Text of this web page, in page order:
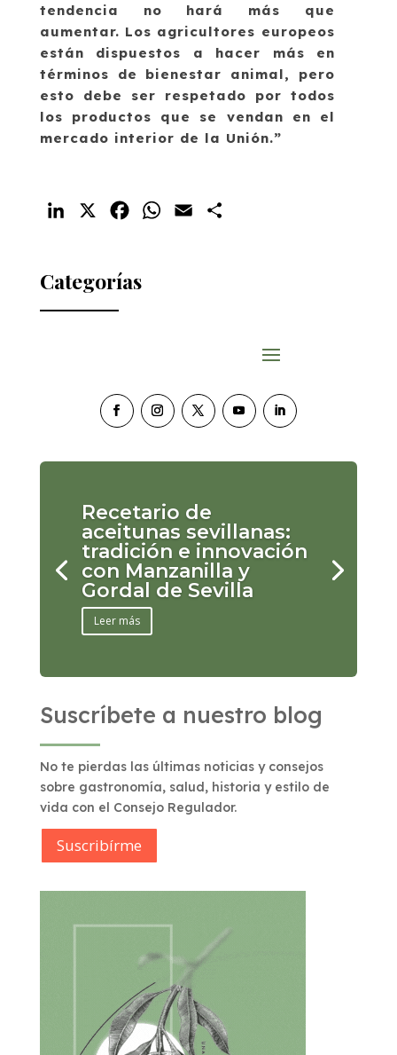
tendencia no hará más que
aumentar. Los agricultores europeos
están dispuestos a hacer más en
términos de bienestar animal, pero
esto debe ser respetado por todos
los productos que se vendan en el
mercado interior de la Unión.”
LinkedIn FacebookWhatsApp
Email
Categorías
Recetario de
aceitunas sevillanas:
tradición e innovación
con Manzanilla y
Gordal de Sevilla
Leer más
Suscríbete a nuestro blog
No te pierdas las últimas noticias y consejos
sobre gastronomía, salud, historia y estilo de
vida con el Consejo Regulador.
Suscribírme